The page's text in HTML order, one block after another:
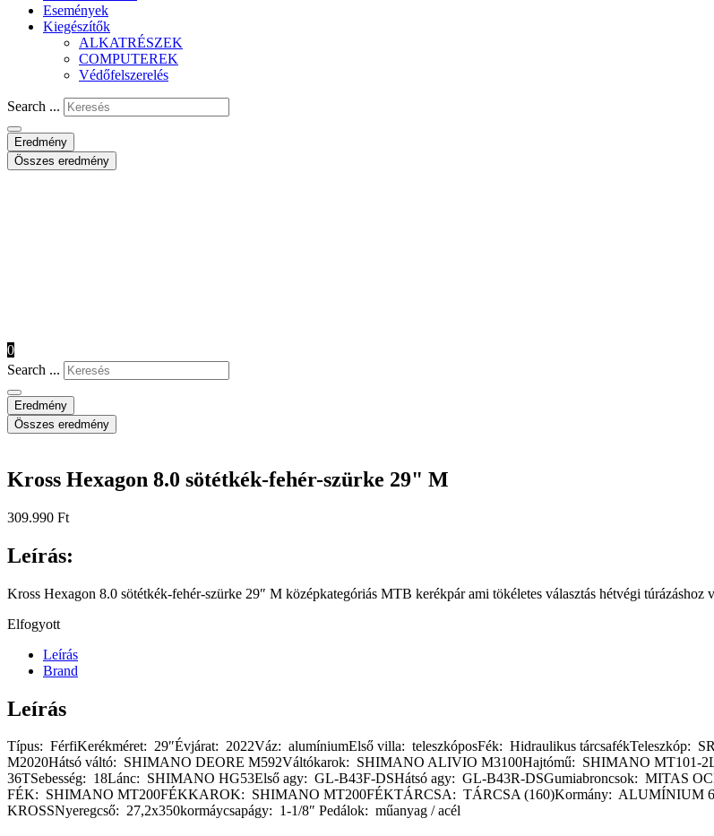
Események
Kiegészítők
ALKATRÉSZEK
COMPUTEREK
Védőfelszerelés
Search ...
Eredmény
Összes eredmény
0
Search ...
Eredmény
Összes eredmény
Kross Hexagon 8.0 sötétkék-fehér-szürke 29" M
309.990 Ft
Leírás:
Kross Hexagon 8.0 sötétkék-fehér-szürke 29″ M középkategóriás MTB kerékpár ami tökéletes választás hétvégi túrázáshoz
Elfogyott
Leírás
Brand
Leírás
Típus: FérfiKerékméret: 29″Évjárat: 2022Váz: alumíniumElső villa: teleszkóposFék: Hidraulikus
M2020Hátsó váltó: SHIMANO DEORE M592Váltókarok: SHIMANO ALIVIO M3100Hajtómű: SHIMANO MT101-
36TSebesség: 18Lánc: SHIMANO HG53Első agy: GL-B43F-DSHátsó agy: GL-B43R-DSGumiabroncsok: MITAS
FÉK: SHIMANO MT200FÉKKAROK: SHIMANO MT200FÉKTÁRCSA: TÁRCSA (160)Kormány: ALUMÍNIUM
KROSSNyeregcső: 27,2x350kormáycsapágy: 1-1/8″ Pedálok: műanyag / acél